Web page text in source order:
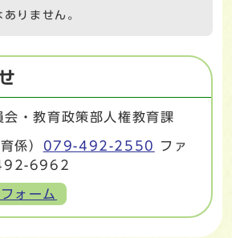
りません。
会・教育政策部人権教育課
係） 079-492-2550
ファ
6962
ォーム